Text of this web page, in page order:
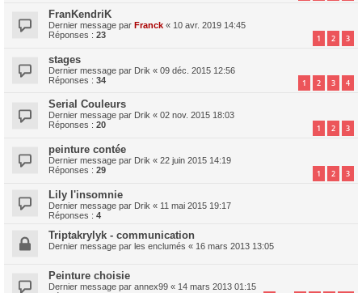
FranKendriK
Dernier message par Franck « 10 avr. 2019 14:45
Réponses : 23 1 2 3
stages
Dernier message par Drik « 09 déc. 2015 12:56
Réponses : 34 1 2 3 4
Serial Couleurs
Dernier message par Drik « 02 nov. 2015 18:03
Réponses : 20 1 2 3
peinture contée
Dernier message par Drik « 22 juin 2015 14:19
Réponses : 29 1 2 3
Lily l'insomnie
Dernier message par Drik « 11 mai 2015 19:17
Réponses : 4
Triptakrylyk - communication
Dernier message par les enclumés « 16 mars 2013 13:05
Peinture choisie
Dernier message par annex99 « 14 mars 2013 01:15